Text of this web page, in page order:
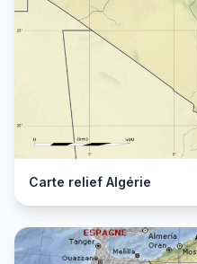
Carte relief Algérie